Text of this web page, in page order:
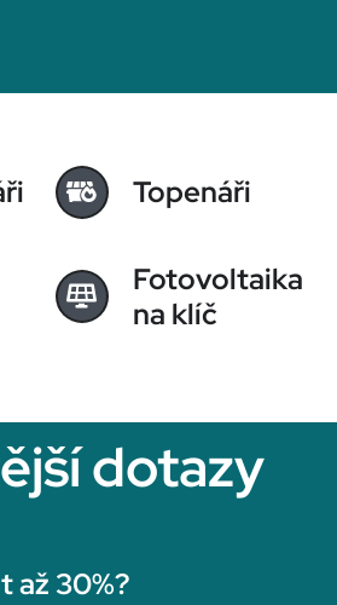
Topenáři
Fotovoltaika
na klíč
dotazy
až 30%?